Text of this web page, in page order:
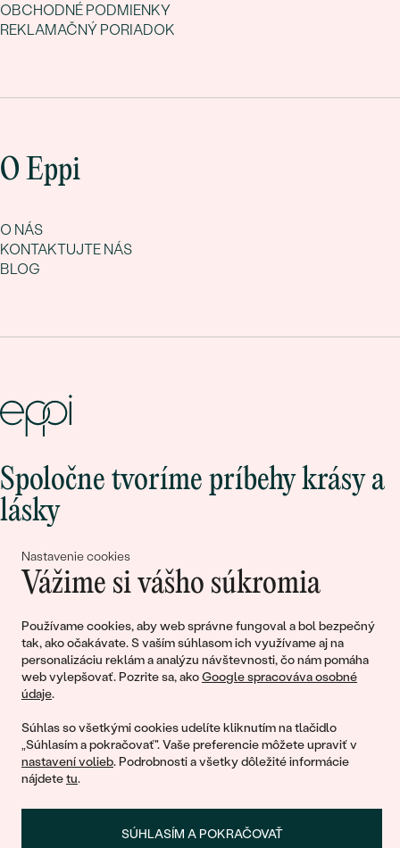
Nastavenie cookies
Vážime si vášho súkromia
Používame cookies, aby web správne fungoval a bol bezpečný
tak, ako očakávate. S vaším súhlasom ich využívame aj na
personalizáciu reklám a analýzu návštevnosti, čo nám pomáha
web vylepšovať. Pozrite sa, akoGoogle spracováva osobné
údaje.
Súhlas so všetkými cookies udelíte kliknutím na tlačidlo
„Súhlasím a pokračovať". Vaše preferencie môžete upraviť v
nastavení volieb. Podrobnosti a všetky dôležité informácie
nájdetetu.
SÚHLASÍM A POKRAČOVAŤ
OBCHODNÉ PODMIENKY
REKLAMAČNÝ PORIADOK
O Eppi
O NÁS
KONTAKTUJTE NÁS
BLOG
Spoločne tvoríme príbehy krásy a
lásky
Pripojte sa k nám!
© 2011 - 2026, Eppi.sk